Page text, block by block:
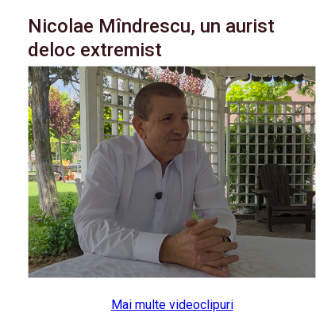
Nicolae Mîndrescu, un aurist
deloc extremist
Mai multe videoclipuri